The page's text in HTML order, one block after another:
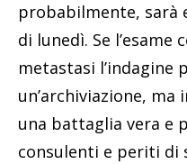
probabilmente, sarà
di lunedì. Se
metastasi l’indagine
un’archiviazione,
una battaglia vera e
consulenti e periti di